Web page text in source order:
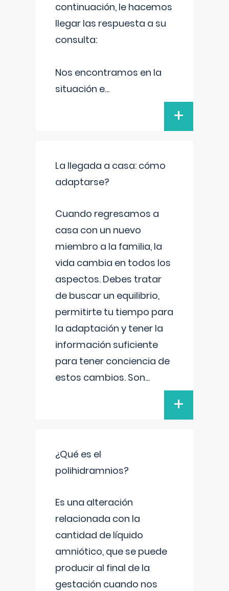
continuación, le hacemos
llegar las respuesta a su
consulta:
Nos encontramos en la
situación e...
+
La llegada a casa: cómo
adaptarse?
Cuando regresamos a
casa con un nuevo
miembro a la familia, la
vida cambia en todos los
aspectos. Debes tratar
de buscar un equilibrio,
permitirte tu tiempo para
la adaptación y tener la
información suficiente
para tener conciencia de
estos cambios. Son...
+
¿Qué es el
polihidramnios?
Es una alteración
relacionada con la
cantidad de líquido
amniótico, que se puede
producir al final de la
gestación cuando nos